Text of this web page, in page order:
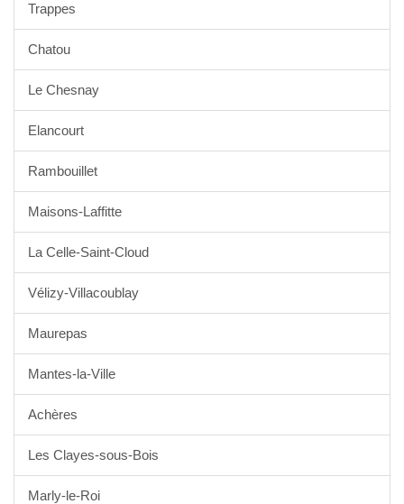
Trappes
Chatou
Le Chesnay
Elancourt
Rambouillet
Maisons-Laffitte
La Celle-Saint-Cloud
Vélizy-Villacoublay
Maurepas
Mantes-la-Ville
Achères
Les Clayes-sous-Bois
Marly-le-Roi